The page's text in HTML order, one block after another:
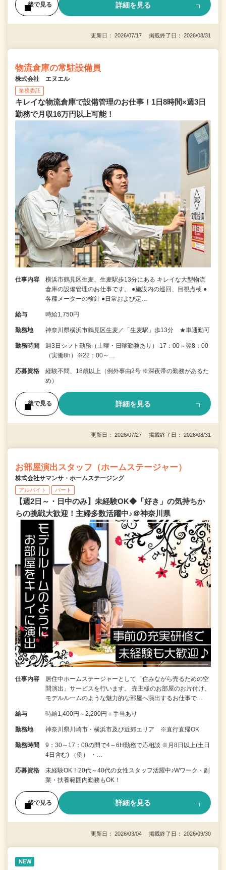
後で見る 詳細を見る
更新日： 2026/07/17 掲載終了日： 2026/08/31
物流倉庫の常駐設備員
株式会社 エヌエル
業務委託
キレイな物流倉庫で設備管理のお仕事！1日8時間×週3日
勤務で月収16万円以上可能！
仕事内容
横浜市鶴見区生麦、生麦駅歩13分にある キレイな大型物流
倉庫の設備管理のお仕事です。 ●施設内の巡回、目視点検 ●
各種メーターの検針 ●日常および定…
給与 時給1,750円
勤務地 神奈川県横浜市鶴見区生麦／「生麦駅」歩13分 ★車通勤可
勤務時間
週3日シフト勤務（土曜・日曜勤務あり） 17：00～翌8：00
（実働8h）※22：00～…
応募資格
経験不問、18歳以上（例外事由2号 ※深夜帯の勤務があるた
め）
後で見る 詳細を見る
更新日： 2026/07/27 掲載終了日： 2026/08/31
お部屋演出スタッフ（ホームステージャー）
株式会社サマンサ・ホームステージング
アルバイト パート
【週2日～・日中のみ】未経験OK◆「好き」の気持ちか
らの挑戦大歓迎！主婦多数活躍中♪＠神奈川県
仕事内容
居住中ホームステージャーとして「住みながら売るための空
間演出」サービスを行います。 売主様のお部屋のお片付け、
モデルルームのような魅力的な部屋へ演出するお仕事で…
給与 時給1,400円～2,200円＋手当あり
勤務地 神奈川県川崎市・横浜市及び近郊エリア ※直行直帰OK
勤務時間
9：30～17：00の間で4～6H勤務で応相談 ※月8日以上(土日
4日含む) （例） ・…
応募資格
未経験OK！20代～40代の女性スタッフ活躍中♪Wワーク・副
業・扶養範囲内勤務もOK！
後で見る 詳細を見る
更新日： 2026/03/04 掲載終了日： 2026/09/30
NEW